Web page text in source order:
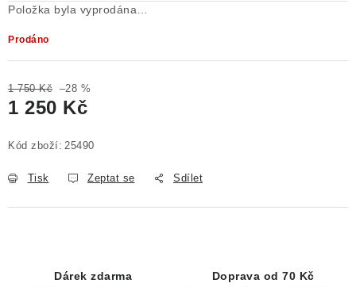
Položka byla vyprodána…
Prodáno
1 750 Kč –28 %
1 250 Kč
Kód zboží: 25490
Tisk Zeptat se Sdílet
Dárek zdarma Doprava od 70 Kč